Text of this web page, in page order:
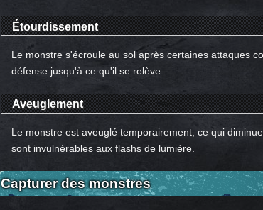
Étourdissement
Le monstre s'écroule au sol après certaines attaques
défense jusqu'à ce qu'il se relève.
Aveuglement
Le monstre est aveuglé temporairement, ce qui
sont invulnérables aux flashs de lumière.
Capturer des monstres